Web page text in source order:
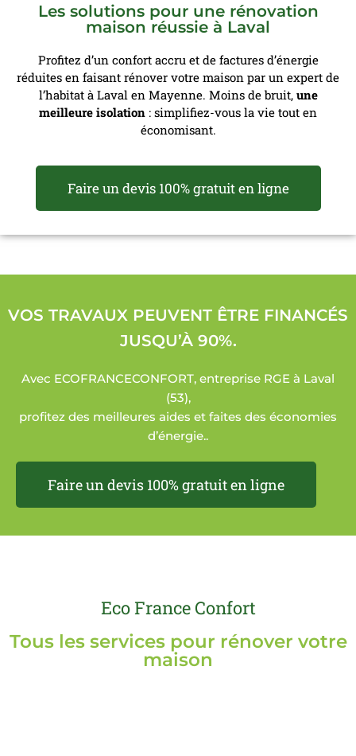
Les solutions pour une rénovation
maison réussie à Laval
Profitez d’un confort accru et de factures d’énergie
réduites en faisant rénover votre maison par un expert de
l’habitat à Laval en Mayenne. Moins de bruit, une
meilleure isolation : simplifiez-vous la vie tout en
économisant.
Faire un devis 100% gratuit en ligne
VOS TRAVAUX PEUVENT ÊTRE FINANCÉS
JUSQU’À 90%.
Avec ECOFRANCECONFORT, entreprise RGE à Laval
(53),
profitez des meilleures aides et faites des économies
d’énergie..
Faire un devis 100% gratuit en ligne
Eco France Confort
Tous les services pour rénover votre
maison